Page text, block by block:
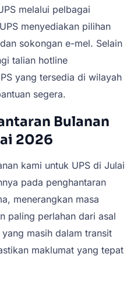
melalui pelbagai
menyediakan pilihan
sokongan e-mel. Selain
talian hotline
yang tersedia di wilayah
segera.
Bulanan
2026
kami untuk UPS di Julai
pada penghantaran
menerangkan masa
paling perlahan dari asal
masih dalam transit
maklumat yang tepat